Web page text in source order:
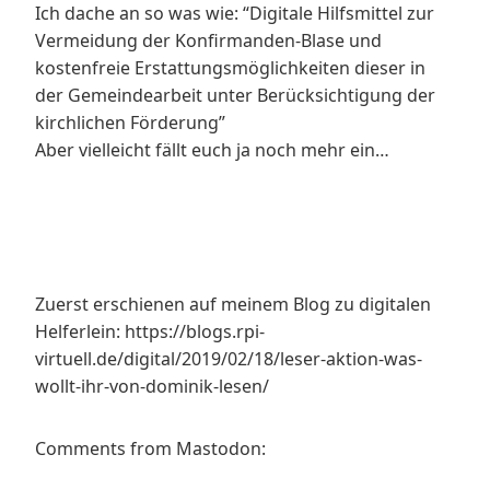
Ich dache an so was wie: “Digitale Hilfsmittel zur
Vermeidung der Konfirmanden-Blase und
kostenfreie Erstattungsmöglichkeiten dieser in
der Gemeindearbeit unter Berücksichtigung der
kirchlichen Förderung”
Aber vielleicht fällt euch ja noch mehr ein…
Zuerst erschienen auf meinem Blog zu digitalen
Helferlein: https://blogs.rpi-
virtuell.de/digital/2019/02/18/leser-aktion-was-
wollt-ihr-von-dominik-lesen/
Comments from Mastodon: